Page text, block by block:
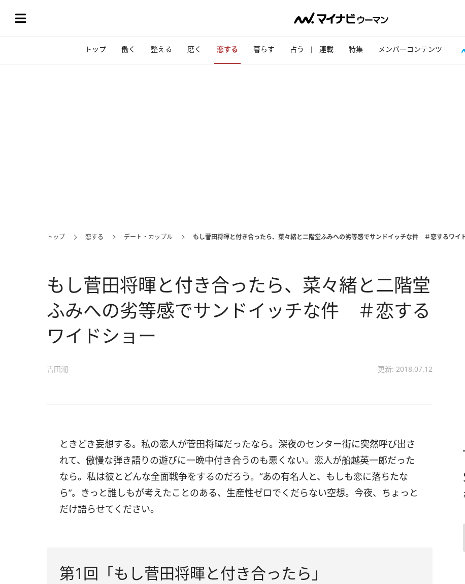
トップ 働く 整える 磨く 恋する 暮らす 占う 連載 特集 メンバーコンテンツ
トップ 恋する デート・カップル もし菅田将暉と付き合ったら、菜々緒と二階堂ふみへの劣等感でサンドイッチな件 ＃恋するワイ
もし菅田将暉と付き合ったら、菜々緒と二階堂
ふみへの劣等感でサンドイッチな件 ＃恋する
ワイドショー
吉田潮 更新: 2018.07.12
ときどき妄想する。私の恋人が菅田将暉だったなら。深夜のセンター街に突然呼び出さ
れて、傲慢な弾き語りの遊びに一晩中付き合うのも悪くない。恋人が船越英一郎だった
なら。私は彼とどんな全面戦争をするのだろう。“あの有名人と、もしも恋に落ちたな
ら”。きっと誰しもが考えたことのある、生産性ゼロでくだらない空想。今夜、ちょっと
だけ語らせてください。
第1回「もし菅田将暉と付き合ったら」